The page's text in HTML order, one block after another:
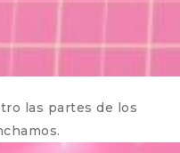
las partes de los